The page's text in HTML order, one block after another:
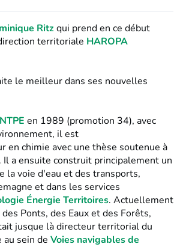
Ritzqui prend en ce début
territoriale HAROPA
le meilleur dans ses nouvelles
en 1989 (promotion 34), avec
il est
en chimie avec une thèse soutenue à
Il a ensuite construit principalement un
la voie d'eau et des transports,
et dans les services
Énergie Territoires. Actuellement
Ponts, des Eaux et des Forêts,
jusque là directeur territorial du
au sein de Voies navigables de